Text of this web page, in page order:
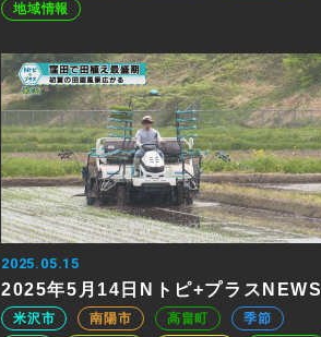
地域情報
2025.05.15
2025年5月14日Nトピ+プラスNEWS
米沢市 南陽市 高畠町
季節